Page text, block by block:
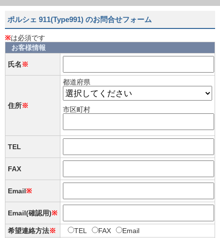
ポルシェ 911(Type991) のお問合せフォーム
※は必須です
お客様情報
氏名※
住所※
都道府県
市区町村
TEL
FAX
Email※
Email(確認用)※
希望連絡方法※ TEL FAX
Email